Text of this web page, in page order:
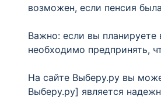
возможен, если пенсия
Важно: если вы планируете
необходимо предпринять,
На сайте Выберу.ру вы
Выберу.ру] является